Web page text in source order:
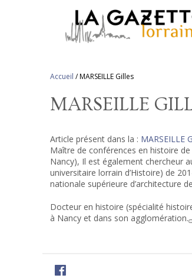
Accueil /MARSEILLE Gilles
MARSEILLE
Article présent dans la : MARSEILLE
Maître de conférences en histoire de
Nancy), Il est également chercheur
universitaire lorrain d’Histoire) de
nationale supérieure d’architecture
Docteur en histoire (spécialité
à Nancy et dans son agglomération.